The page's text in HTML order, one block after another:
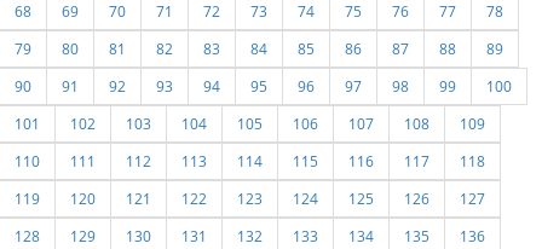
68
69 70 71 72 73 74 75 76 77
78
79
80 81 82 83 84 85 86 87 88
89
90
91 92 93 94 95 96 97 98 99
100
101
102 103 104 105 106 107 108
109
110
111 112 113 114 115 116 117
118
119
120 121 122 123 124 125 126
127
128
129 130 131 132 133 134 135
136